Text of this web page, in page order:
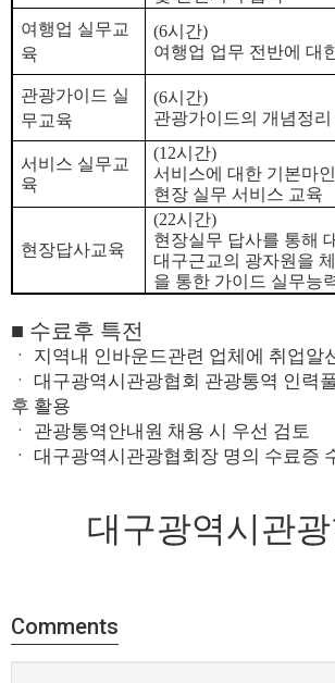
여행업 실무교
육
(6시간)
여행업 업무 전반에 대
관광가이드 실
무교육
(6시간)
관광가이드의 개념정
서비스 실무교
육
(12시간)
서비스에 대한 기본마
현장 실무 서비스 교육
현장답사교육
(22시간)
현장실무 답사를 통해
대구근교의 광자원을
을 통한 가이드 실무능
■ 수료후 특전
ㆍ 지역내 인바운드관련 업체에 취업알
ㆍ 대구광역시관광협회 관광통역 인력
후 활용
ㆍ 관광통역안내원 채용 시 우선 검토
ㆍ 대구광역시관광협회장 명의 수료증
대구광역시관광
Comments